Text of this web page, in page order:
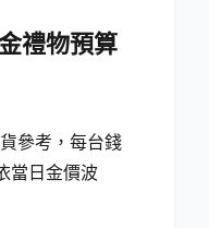
禮物預算
參考，每台錢
當日金價波